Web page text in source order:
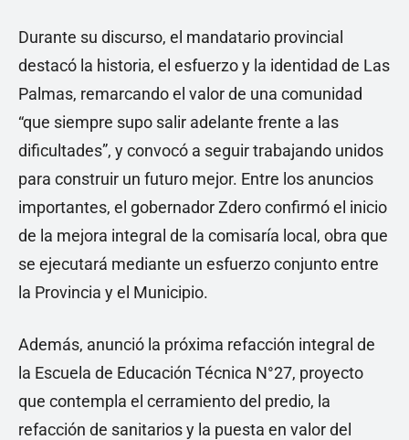
Durante su discurso, el mandatario provincial
destacó la historia, el esfuerzo y la identidad de Las
Palmas, remarcando el valor de una comunidad
“que siempre supo salir adelante frente a las
dificultades”, y convocó a seguir trabajando unidos
para construir un futuro mejor. Entre los anuncios
importantes, el gobernador Zdero confirmó el inicio
de la mejora integral de la comisaría local, obra que
se ejecutará mediante un esfuerzo conjunto entre
la Provincia y el Municipio.
Además, anunció la próxima refacción integral de
la Escuela de Educación Técnica N°27, proyecto
que contempla el cerramiento del predio, la
refacción de sanitarios y la puesta en valor del